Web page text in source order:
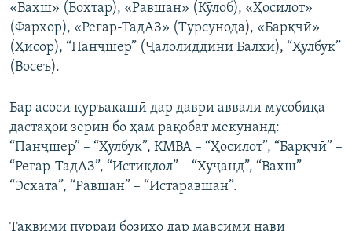
«Вахш» (Бохтар), «Равшан» (Кӯлоб), «Ҳосилот»
(Фархор), «Регар-ТадАЗ» (Турсунода), «Барқчӣ»
(Ҳисор), “Панҷшер” (Ҷалолиддини Балхӣ), “Ҳулбук”
(Восеъ).
Бар асоси қуръакашӣ дар даври аввали мусобиқа
дастаҳои зерин бо ҳам рақобат мекунанд:
“Панҷшер” – “Ҳулбук”, КМВА – “Ҳосилот”, “Барқчӣ” –
“Регар-ТадАЗ”, “Истиқлол” – “Хуҷанд”, “Вахш” –
“Эсхата”, “Равшан” – “Истаравшан”.
Тақвими пурраи бозиҳо дар мавсими нави